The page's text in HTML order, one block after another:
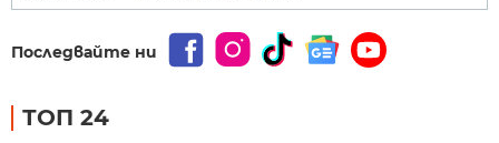
Последвайте ни
ТОП 24